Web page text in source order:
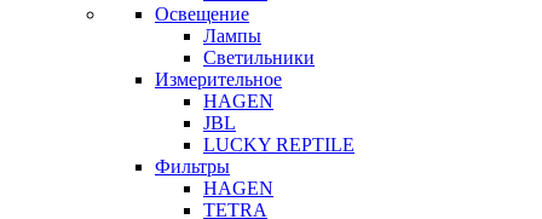
Освещение
Лампы
Светильники
Измерительное
HAGEN
JBL
LUCKY REPTILE
Фильтры
HAGEN
TETRA